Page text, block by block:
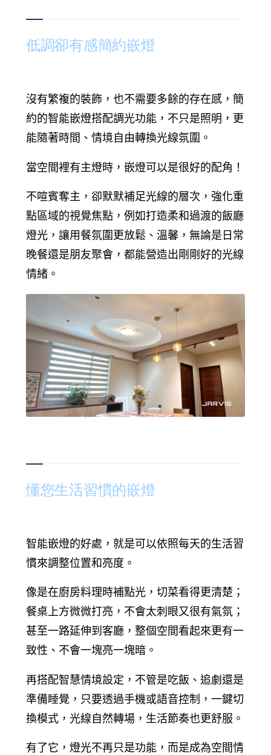
低調卻有感簡約嵌燈
沒有繁複的裝飾，也不需要多餘的存在感，簡
約的智能嵌燈搭配調光功能，不只是照明，更
能隨著時間、情境自由轉換光線氛圍。
當空間裡有主燈時，嵌燈可以是很好的配角！
不喧賓奪主，卻默默補足光線的層次，強化重
點區域的視覺焦點，例如打造柔和過渡的飯廳
燈光，讓用餐氛圍更放鬆、溫馨，無論是日常
晚餐還是朋友聚會，都能營造出剛剛好的光線
情緒。
懂您生活習慣的嵌燈
智能嵌燈的好處，就是可以依照每天的生活習
慣來調整位置和亮度。
像是在廚房料理時補點光，切菜看得更清楚；
餐桌上方微微打亮，不會太刺眼又很有氣氛；
甚至一路延伸到客廳，整個空間看起來更有一
致性、不會一塊亮一塊暗。
再搭配智慧情境設定，不管是吃飯、追劇還是
準備睡覺，只要透過手機或語音控制，一鍵切
換模式，光線自然轉場，生活節奏也更舒服。
有了它，燈光不再只是功能，而是成為空間情